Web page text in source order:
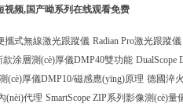
视频,国产呦系列在线观看免费
攜式無線激光跟蹤儀 Radian Pro激光跟蹤儀
款涂層測(cè)厚儀DMP40雙功能 DualScope
(cè)厚儀DMP10/磁感應(yīng)原理 德國淬
(nèi)代理 SmartScope ZIP系列影像測(cè)量